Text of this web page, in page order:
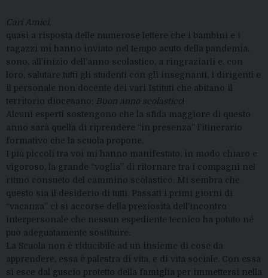
Cari Amici,
quasi a risposta delle numerose lettere che i bambini e i
ragazzi mi hanno inviato nel tempo acuto della pandemia,
sono, all’inizio dell’anno scolastico, a ringraziarli e, con
loro, salutare tutti gli studenti con gli insegnanti, i dirigenti e
il personale non docente dei vari Istituti che abitano il
territorio diocesano:
Buon anno scolastico!
Alcuni esperti sostengono che la sfida maggiore di questo
anno sarà quella di riprendere “in presenza” l’itinerario
formativo che la scuola propone.
I più piccoli tra voi mi hanno manifestato, in modo chiaro e
vigoroso, la grande “voglia” di ritornare tra i compagni nel
ritmo consueto del cammino scolastico. Mi sembra che
questo sia il desiderio di tutti. Passati i primi giorni di
“vacanza” ci si accorse della preziosità dell’incontro
interpersonale che nessun espediente tecnico ha potuto né
può adeguatamente sostituire.
La Scuola non è riducibile ad un insieme di cose da
apprendere, essa è palestra di vita, e di vita sociale. Con essa
si esce dal guscio protetto della famiglia per immettersi nella